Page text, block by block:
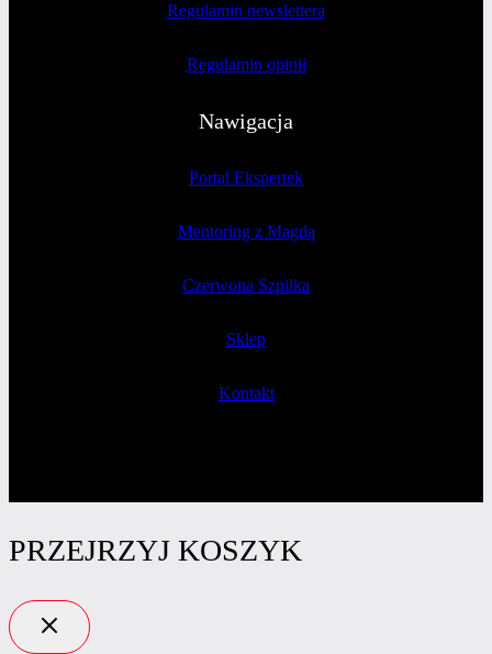
Regulamin newslettera
Regulamin opinii
Nawigacja
Portal Ekspertek
Mentoring z Magdą
Czerwona Szpilka
Sklep
Kontakt
PRZEJRZYJ KOSZYK